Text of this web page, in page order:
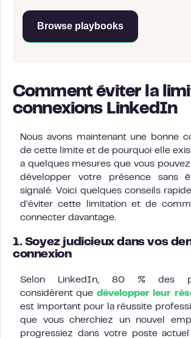
Browse playbooks
Comment éviter la
connexions LinkedIn
Nous avons maintenant une bonne
de cette limite et de pourquoi elle
a quelques mesures que vous
développer votre présence sans
signalé. Voici quelques conseils
d’éviter cette limitation et de
connecter davantage.
1. Soyez judicieux dans vos
connexion
Selon LinkedIn, 80 % des
considèrent que développer leur
est important pour la réussite
que vous cherchiez un nouvel
progressiez dans votre poste